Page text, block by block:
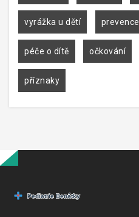
vyrážka u dětí prevence
péče o dítě očkování
příznaky